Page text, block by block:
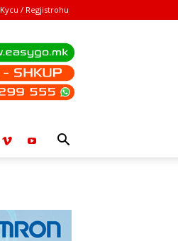
Kycu / Regjistrohu